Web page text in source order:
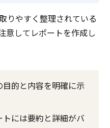
りやすく整理されている
意してレポートを作成し
的と内容を明確に示
には要約と詳細がバ